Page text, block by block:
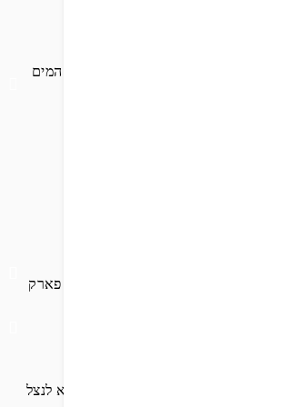
שבהם תנפשו השנה? מה עוד, שפארק המים
באחד מאותם מלונות בכרתים עם פארק
כשאתם מבוגרים, אתם הילדים הכי כבדים, אז למה לא לנצל